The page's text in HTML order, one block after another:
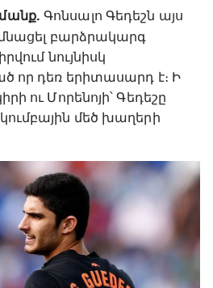
Գոնսալո Գեդեշն այս
բարձրակարգ
նույնիսկ
որ դեռ երիտասարդ է։ Ի
ու Մորենոյի՝ Գեդեշը
մեծ խաղերի